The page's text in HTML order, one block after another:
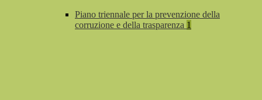
Piano triennale per la prevenzione della
corruzione e della trasparenza 1